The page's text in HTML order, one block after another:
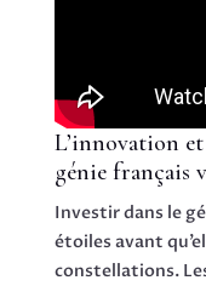
L’innovation
génie français
Investir dans le
étoiles avant
constellations.